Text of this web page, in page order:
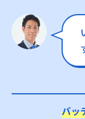
バッ